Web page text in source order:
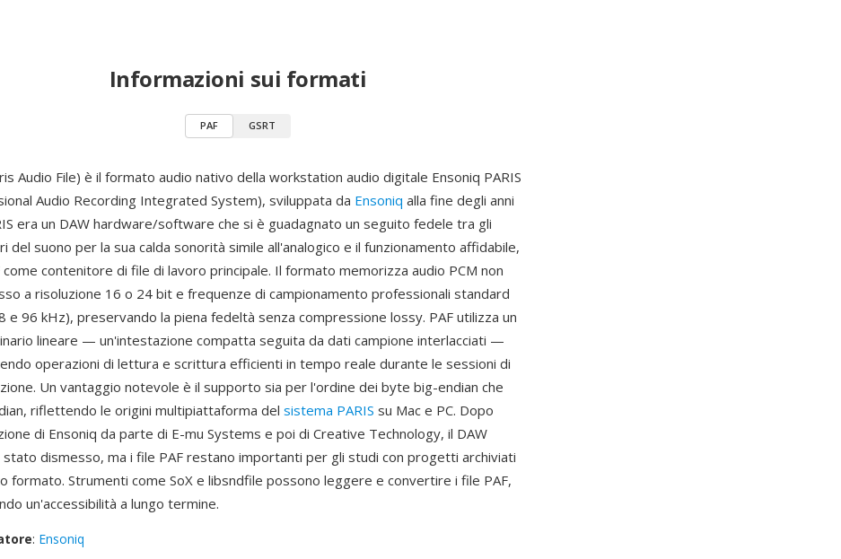
Informazioni sui formati
PAF GSRT
Audio File) è il formato audio nativo della workstation audio digitale Ensoniq PARIS
Audio Recording Integrated System), sviluppata da Ensoniq alla fine degli anni
era un DAW hardware/software che si è guadagnato un seguito fedele tra gli
del suono per la sua calda sonorità simile all'analogico e il funzionamento affidabile,
come contenitore di file di lavoro principale. Il formato memorizza audio PCM non
a risoluzione 16 o 24 bit e frequenze di campionamento professionali standard
e 96 kHz), preservando la piena fedeltà senza compressione lossy. PAF utilizza un
lineare — un'intestazione compatta seguita da dati campione interlacciati —
operazioni di lettura e scrittura efficienti in tempo reale durante le sessioni di
Un vantaggio notevole è il supporto sia per l'ordine dei byte big-endian che
riflettendo le origini multipiattaforma del sistema PARIS su Mac e PC. Dopo
di Ensoniq da parte di E-mu Systems e poi di Creative Technology, il DAW
stato dismesso, ma i file PAF restano importanti per gli studi con progetti archiviati
formato. Strumenti come SoX e libsndfile possono leggere e convertire i file PAF,
un'accessibilità a lungo termine.
: Ensoniq